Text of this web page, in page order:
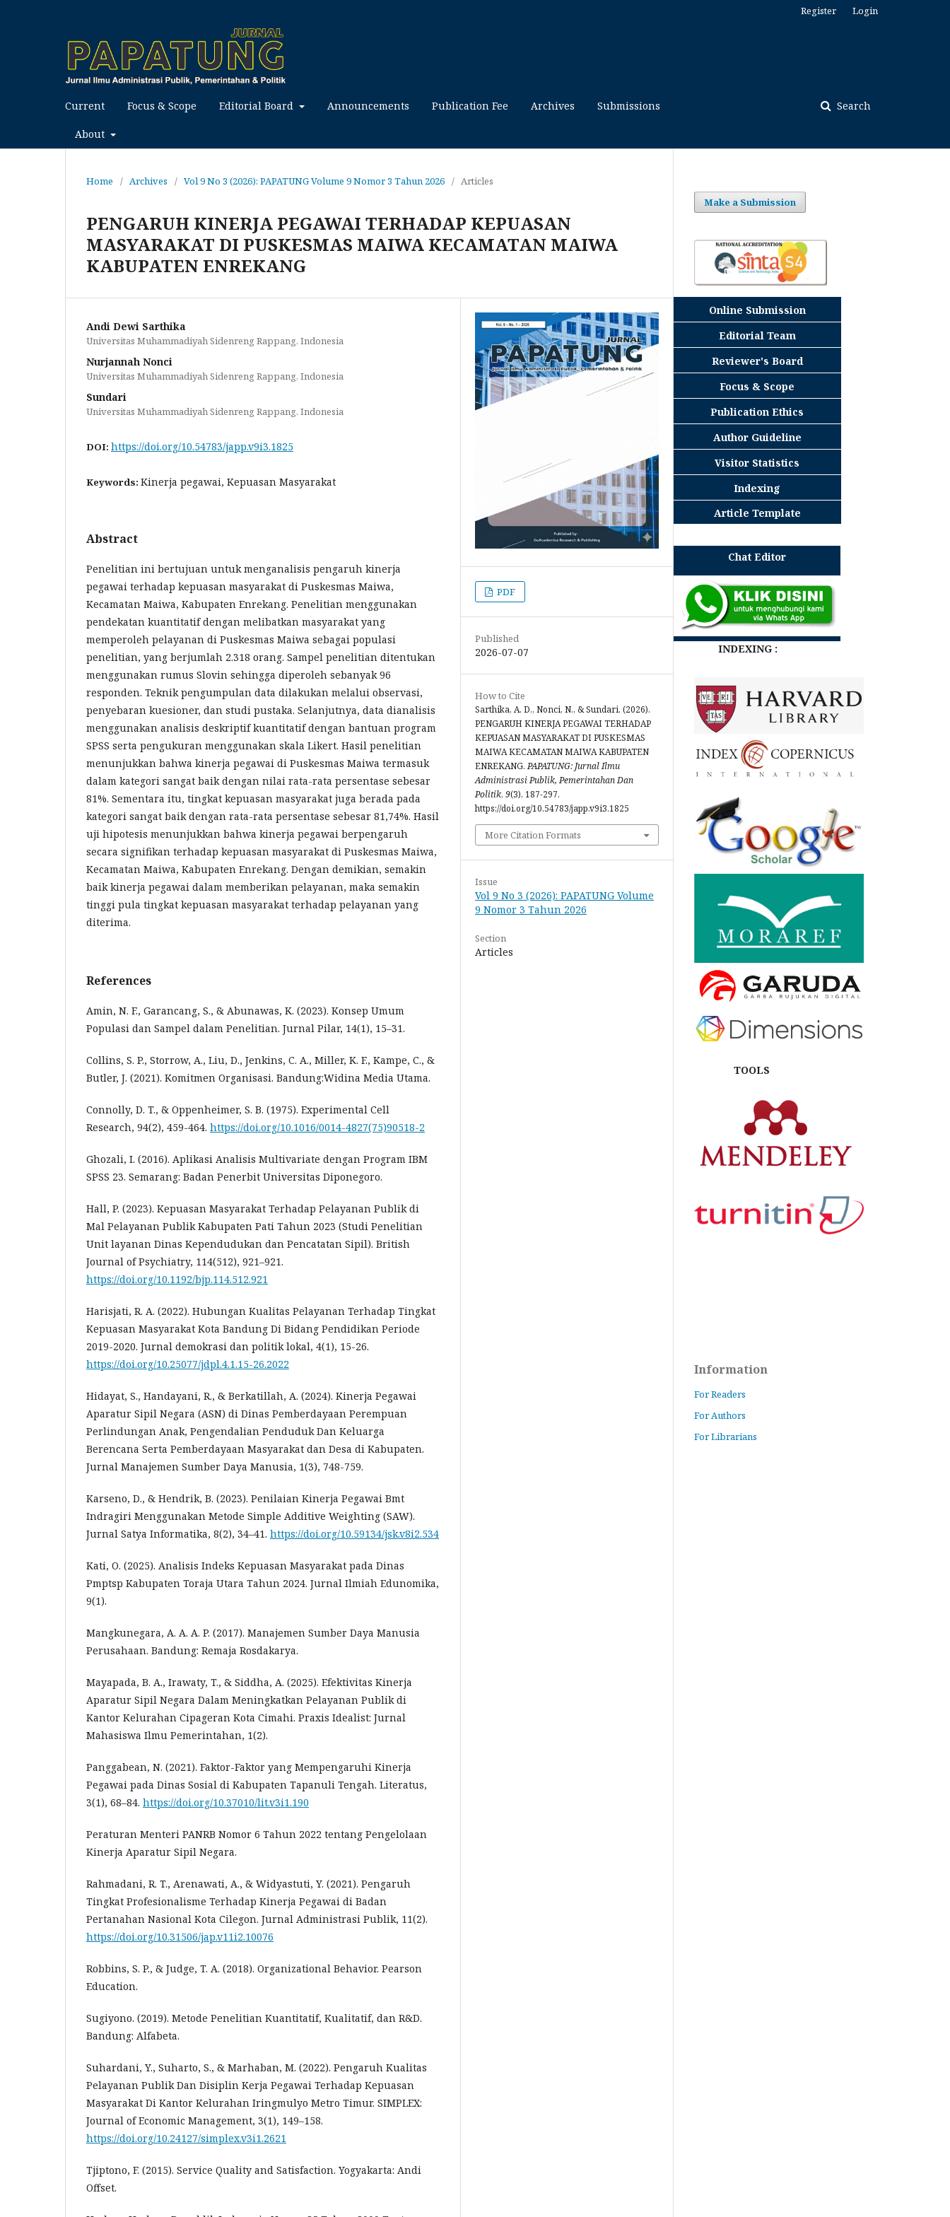
Current Focus & Scope Editorial Board Announcements Publication Fee Archives Submissions
About
Search
Register Login
Home / Archives / Vol 9 No 3 (2026): PAPATUNG Volume 9 Nomor 3 Tahun 2026 / Articles
PENGARUH KINERJA PEGAWAI TERHADAP KEPUASAN
MASYARAKAT DI PUSKESMAS MAIWA KECAMATAN MAIWA
KABUPATEN ENREKANG
Andi Dewi Sarthika
Universitas Muhammadiyah Sidenreng Rappang, Indonesia
Nurjannah Nonci
Universitas Muhammadiyah Sidenreng Rappang, Indonesia
Sundari
Universitas Muhammadiyah Sidenreng Rappang, Indonesia
DOI: https://doi.org/10.54783/japp.v9i3.1825
Keywords: Kinerja pegawai, Kepuasan Masyarakat
Abstract
Penelitian ini bertujuan untuk menganalisis pengaruh kinerja
pegawai terhadap kepuasan masyarakat di Puskesmas Maiwa,
Kecamatan Maiwa, Kabupaten Enrekang. Penelitian menggunakan
pendekatan kuantitatif dengan melibatkan masyarakat yang
memperoleh pelayanan di Puskesmas Maiwa sebagai populasi
penelitian, yang berjumlah 2.318 orang. Sampel penelitian ditentukan
menggunakan rumus Slovin sehingga diperoleh sebanyak 96
responden. Teknik pengumpulan data dilakukan melalui observasi,
penyebaran kuesioner, dan studi pustaka. Selanjutnya, data dianalisis
menggunakan analisis deskriptif kuantitatif dengan bantuan program
SPSS serta pengukuran menggunakan skala Likert. Hasil penelitian
menunjukkan bahwa kinerja pegawai di Puskesmas Maiwa termasuk
dalam kategori sangat baik dengan nilai rata-rata persentase sebesar
81%. Sementara itu, tingkat kepuasan masyarakat juga berada pada
kategori sangat baik dengan rata-rata persentase sebesar 81,74%. Hasil
uji hipotesis menunjukkan bahwa kinerja pegawai berpengaruh
secara signifikan terhadap kepuasan masyarakat di Puskesmas Maiwa,
Kecamatan Maiwa, Kabupaten Enrekang. Dengan demikian, semakin
baik kinerja pegawai dalam memberikan pelayanan, maka semakin
tinggi pula tingkat kepuasan masyarakat terhadap pelayanan yang
diterima.
References
Amin, N. F., Garancang, S., & Abunawas, K. (2023). Konsep Umum
Populasi dan Sampel dalam Penelitian. Jurnal Pilar, 14(1), 15–31.
Collins, S. P., Storrow, A., Liu, D., Jenkins, C. A., Miller, K. F., Kampe, C., &
Butler, J. (2021). Komitmen Organisasi. Bandung:Widina Media Utama.
Connolly, D. T., & Oppenheimer, S. B. (1975). Experimental Cell
Research, 94(2), 459-464. https://doi.org/10.1016/0014-4827(75)90518-2
Ghozali, I. (2016). Aplikasi Analisis Multivariate dengan Program IBM
SPSS 23. Semarang: Badan Penerbit Universitas Diponegoro.
Hall, P. (2023). Kepuasan Masyarakat Terhadap Pelayanan Publik di
Mal Pelayanan Publik Kabupaten Pati Tahun 2023 (Studi Penelitian
Unit layanan Dinas Kependudukan dan Pencatatan Sipil). British
Journal of Psychiatry, 114(512), 921–921.
https://doi.org/10.1192/bjp.114.512.921
Harisjati, R. A. (2022). Hubungan Kualitas Pelayanan Terhadap Tingkat
Kepuasan Masyarakat Kota Bandung Di Bidang Pendidikan Periode
2019-2020. Jurnal demokrasi dan politik lokal, 4(1), 15-26.
https://doi.org/10.25077/jdpl.4.1.15-26.2022
Hidayat, S., Handayani, R., & Berkatillah, A. (2024). Kinerja Pegawai
Aparatur Sipil Negara (ASN) di Dinas Pemberdayaan Perempuan
Perlindungan Anak, Pengendalian Penduduk Dan Keluarga
Berencana Serta Pemberdayaan Masyarakat dan Desa di Kabupaten.
Jurnal Manajemen Sumber Daya Manusia, 1(3), 748-759.
Karseno, D., & Hendrik, B. (2023). Penilaian Kinerja Pegawai Bmt
Indragiri Menggunakan Metode Simple Additive Weighting (SAW).
Jurnal Satya Informatika, 8(2), 34–41. https://doi.org/10.59134/jsk.v8i2.534
Kati, O. (2025). Analisis Indeks Kepuasan Masyarakat pada Dinas
Pmptsp Kabupaten Toraja Utara Tahun 2024. Jurnal Ilmiah Edunomika,
9(1).
Mangkunegara, A. A. A. P. (2017). Manajemen Sumber Daya Manusia
Perusahaan. Bandung: Remaja Rosdakarya.
Mayapada, B. A., Irawaty, T., & Siddha, A. (2025). Efektivitas Kinerja
Aparatur Sipil Negara Dalam Meningkatkan Pelayanan Publik di
Kantor Kelurahan Cipageran Kota Cimahi. Praxis Idealist: Jurnal
Mahasiswa Ilmu Pemerintahan, 1(2).
Panggabean, N. (2021). Faktor-Faktor yang Mempengaruhi Kinerja
Pegawai pada Dinas Sosial di Kabupaten Tapanuli Tengah. Literatus,
3(1), 68–84. https://doi.org/10.37010/lit.v3i1.190
Peraturan Menteri PANRB Nomor 6 Tahun 2022 tentang Pengelolaan
Kinerja Aparatur Sipil Negara.
Rahmadani, R. T., Arenawati, A., & Widyastuti, Y. (2021). Pengaruh
Tingkat Profesionalisme Terhadap Kinerja Pegawai di Badan
Pertanahan Nasional Kota Cilegon. Jurnal Administrasi Publik, 11(2).
https://doi.org/10.31506/jap.v11i2.10076
Robbins, S. P., & Judge, T. A. (2018). Organizational Behavior. Pearson
Education.
Sugiyono. (2019). Metode Penelitian Kuantitatif, Kualitatif, dan R&D.
Bandung: Alfabeta.
Suhardani, Y., Suharto, S., & Marhaban, M. (2022). Pengaruh Kualitas
Pelayanan Publik Dan Disiplin Kerja Pegawai Terhadap Kepuasan
Masyarakat Di Kantor Kelurahan Iringmulyo Metro Timur. SIMPLEX:
Journal of Economic Management, 3(1), 149–158.
https://doi.org/10.24127/simplex.v3i1.2621
Tjiptono, F. (2015). Service Quality and Satisfaction. Yogyakarta: Andi
Offset.
PDF
Published
2026-07-07
How to Cite
Sarthika, A. D., Nonci, N., & Sundari. (2026).
PENGARUH KINERJA PEGAWAI TERHADAP
KEPUASAN MASYARAKAT DI PUSKESMAS
MAIWA KECAMATAN MAIWA KABUPATEN
ENREKANG.PAPATUNG: Jurnal Ilmu
Administrasi Publik, Pemerintahan Dan
Politik, 9(3), 187-297.
https://doi.org/10.54783/japp.v9i3.1825
More Citation Formats
Issue
Vol 9 No 3 (2026): PAPATUNG Volume
9 Nomor 3 Tahun 2026
Section
Articles
Make a Submission
Online Submission
Editorial Team
Reviewer's Board
Focus & Scope
Publication Ethics
Author Guideline
Visitor Statistics
Indexing
Article Template
Chat Editor
INDEXING :
TOOLS
Information
For Readers
For Authors
For Librarians